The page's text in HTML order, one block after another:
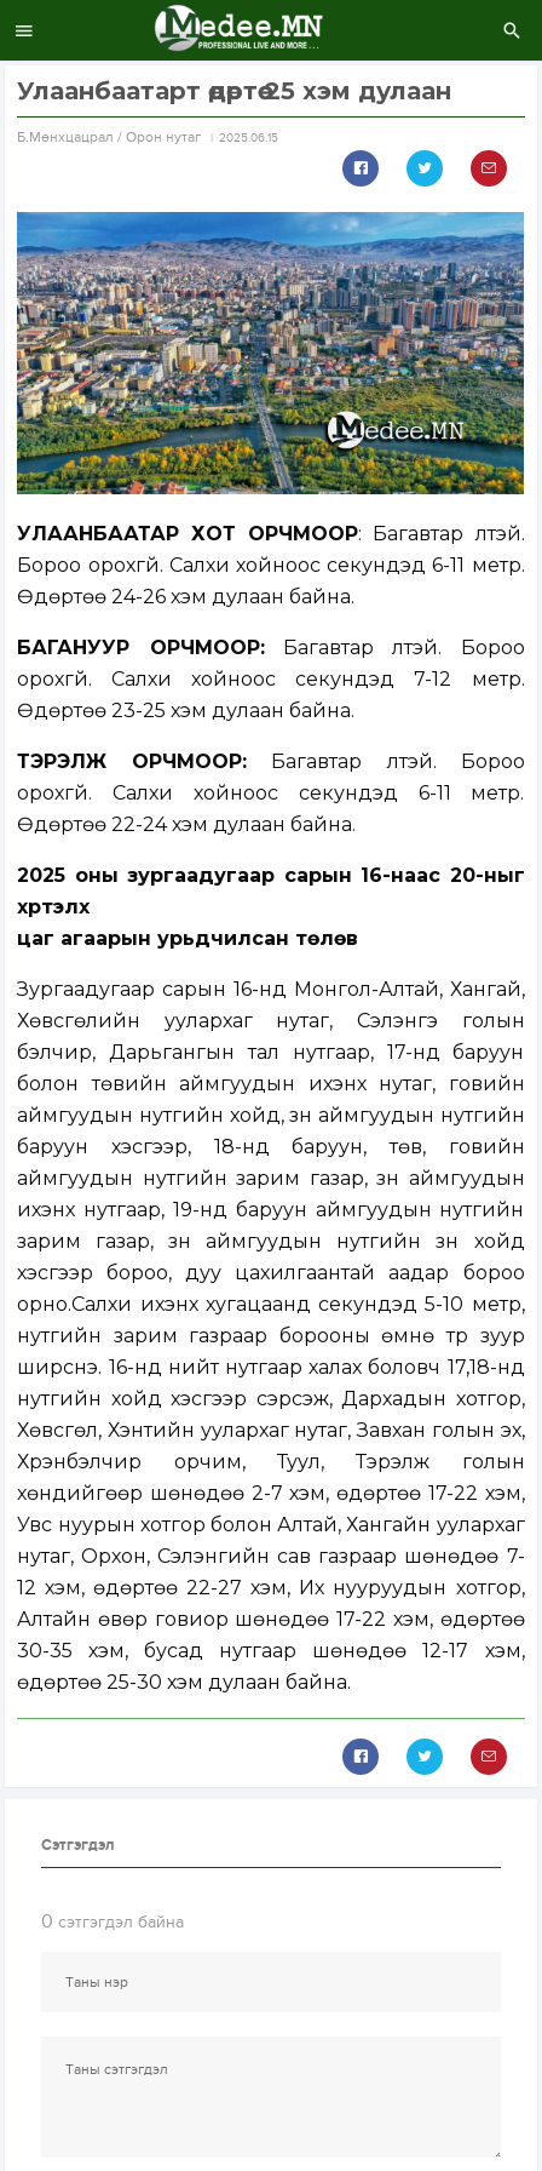
Улаанбаатарт өдөртөө 25 хэм дулаан
Б.Мөнхцацрал / Орон нутаг 2025.06.15
УЛААНБААТАР ХОТ ОРЧМООР: Багавтар үүлтэй.
Бороо орохгүй. Салхи хойноос секундэд 6-11 метр.
Өдөртөө 24-26 хэм дулаан байна.
БАГАНУУР ОРЧМООР:Багавтар үүлтэй. Бороо
орохгүй. Салхи хойноос секундэд 7-12 метр.
Өдөртөө 23-25 хэм дулаан байна.
ТЭРЭЛЖ ОРЧМООР: Багавтар үүлтэй. Бороо
орохгүй. Салхи хойноос секундэд 6-11 метр.
Өдөртөө 22-24 хэм дулаан байна.
2025 оны зургаадугаар сарын 16-наас 20-ныг
хүртэлх
цаг агаарын урьдчилсан төлөв
Зургаадугаар сарын 16-нд Монгол-Алтай, Хангай,
Хөвсгөлийн уулархаг нутаг, Сэлэнгэ голын
бэлчир, Дарьгангын тал нутгаар, 17-нд баруун
болон төвийн аймгуудын ихэнх нутаг, говийн
аймгуудын нутгийн хойд, зүүн аймгуудын нутгийн
баруун хэсгээр, 18-нд баруун, төв, говийн
аймгуудын нутгийн зарим газар, зүүн аймгуудын
ихэнх нутгаар, 19-нд баруун аймгуудын нутгийн
зарим газар, зүүн аймгуудын нутгийн зүүн хойд
хэсгээр бороо, дуу цахилгаантай аадар бороо
орно.Салхи ихэнх хугацаанд секундэд 5-10 метр,
нутгийн зарим газраар борооны өмнө түр зуур
ширүүснэ. 16-нд нийт нутгаар халах боловч 17,18-нд
нутгийн хойд хэсгээр сэрүүсэж, Дархадын хотгор,
Хөвсгөл, Хэнтийн уулархаг нутаг, Завхан голын эх,
Хүрэнбэлчир орчим, Туул, Тэрэлж голын
хөндийгөөр шөнөдөө 2-7 хэм, өдөртөө 17-22 хэм,
Увс нуурын хотгор болон Алтай, Хангайн уулархаг
нутаг, Орхон, Сэлэнгийн сав газраар шөнөдөө 7-
12 хэм, өдөртөө 22-27 хэм, Их нууруудын хотгор,
Алтайн өвөр говиор шөнөдөө 17-22 хэм, өдөртөө
30-35 хэм, бусад нутгаар шөнөдөө 12-17 хэм,
өдөртөө 25-30 хэм дулаан байна.
Сэтгэгдэл
0 сэтгэгдэл байна